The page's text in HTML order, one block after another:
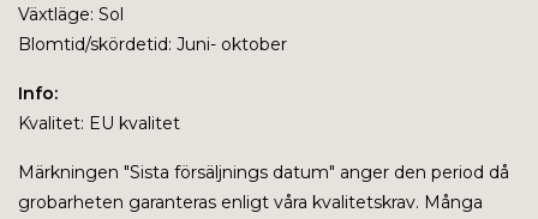
Växtläge: Sol
Blomtid/skördetid: Juni- oktober
Info:
Kvalitet: EU kvalitet
Märkningen "Sista försäljnings datum" anger den period då
grobarheten garanteras enligt våra kvalitetskrav. Många